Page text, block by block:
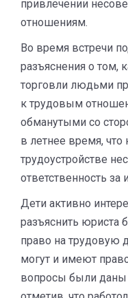
привлечении
отношениям.
Во время встречи
разъяснения о том,
торговли людьми
к трудовым
обманутыми со
в летнее время, что
трудоустройстве
ответственность за
Дети активно
разъяснить юриста
право на трудовую
могут и имеют
вопросы были даны